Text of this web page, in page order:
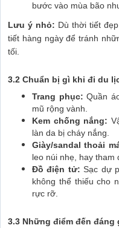
bước vào mùa bão
Lưu ý nhỏ: Dù thời tiết
tiết hàng ngày để tránh
tối.
3.2 Chuẩn bị gì khi đi du
Trang phục: Quần
mũ rộng vành.
Kem chống nắng:
làn da bị cháy nắng.
Giày/sandal thoải
leo núi nhẹ, hay tham
Đồ điện tử: Sạc dự
không thể thiếu cho
rực rỡ.
3.3 Những điểm đến đáng